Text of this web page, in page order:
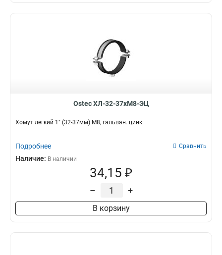
Ostec ХЛ-32-37хМ8-ЭЦ
Хомут легкий 1" (32-37мм) М8, гальван. цинк
Подробнее Сравнить
Наличие: В наличии
34,15 ₽
– +
В корзину